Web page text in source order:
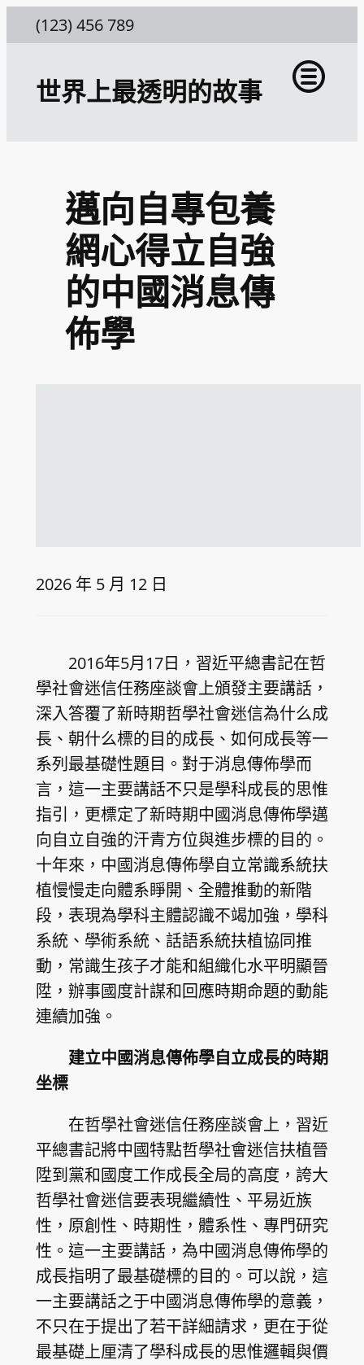
至
(123) 456 789
世界上最透明的故事
邁向自專包養
網心得立自強
的中國消息傳
佈學
2026 年 5 月 12 日
2016年5月17日，習近平總書記在哲
學社會迷信任務座談會上頒發主要講話，
深入答覆了新時期哲學社會迷信為什么成
長、朝什么標的目的成長、如何成長等一
系列最基礎性題目。對于消息傳佈學而
言，這一主要講話不只是學科成長的思惟
指引，更標定了新時期中國消息傳佈學邁
向自立自強的汗青方位與進步標的目的。
十年來，中國消息傳佈學自立常識系統扶
植慢慢走向體系睜開、全體推動的新階
段，表現為學科主體認識不竭加強，學科
系統、學術系統、話語系統扶植協同推
動，常識生孩子才能和組織化水平明顯晉
陞，辦事國度計謀和回應時期命題的動能
連續加強。
建立中國消息傳佈學自立成長的時期
坐標
在哲學社會迷信任務座談會上，習近
平總書記將中國特點哲學社會迷信扶植晉
陞到黨和國度工作成長全局的高度，誇大
哲學社會迷信要表現繼續性、平易近族
性，原創性、時期性，體系性、專門研究
性。這一主要講話，為中國消息傳佈學的
成長指明了最基礎標的目的。可以說，這
一主要講話之于中國消息傳佈學的意義，
不只在于提出了若干詳細請求，更在于從
最基礎上厘清了學科成長的思惟邏輯與價